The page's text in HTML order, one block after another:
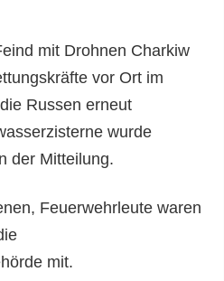
mit Drohnen Charkiw
vor Ort im
Russen erneut
wurde
der Mitteilung.
Feuerwehrleute waren
mit.